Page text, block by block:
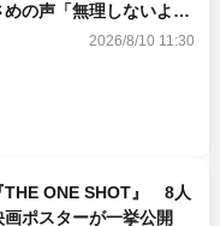
の声「無理しないよう
2026/8/10 11:30
THE ONE SHOT』 8人
ポスターが一挙公開